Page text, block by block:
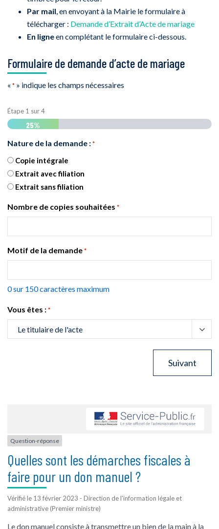
Par mail , en envoyant à la Mairie le formulaire à
télécharger : Demande d’Extrait d’Acte de mariage
En ligneen complétant le formulaire ci-dessous.
Formulaire de demande d’acte de mariage
« * » indique les champs nécessaires
Étape 1 sur4
25%
Nature de la demande : *
Copie intégrale
Extrait avec filiation
Extrait sans filiation
Nombre de copies souhaitées *
Motif de la demande *
0 sur 150 caractères maximum
Vous êtes : *
Question-réponse
Quelles sont les démarches fiscales à
faire pour un don manuel ?
Vérifié le 13 février 2023 - Direction de l'information légale et
administrative (Premier ministre)
Le don manuel consiste à transmettre un bien de la main à la